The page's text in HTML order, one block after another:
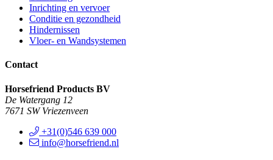
Inrichting en vervoer
Conditie en gezondheid
Hindernissen
Vloer- en Wandsystemen
Contact
Horsefriend Products BV
De Watergang 12
7671 SW Vriezenveen
+31(0)546 639 000
info@horsefriend.nl